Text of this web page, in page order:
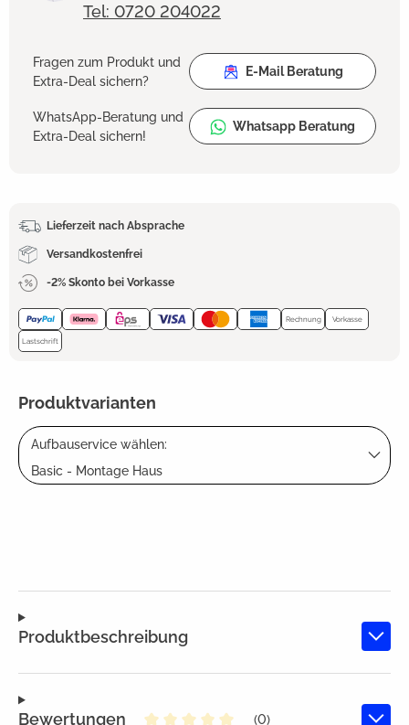
Tel: 0720 204022
Fragen zum Produkt und
Extra-Deal sichern?
E-Mail Beratung
WhatsApp-Beratung und
Extra-Deal sichern!
Whatsapp Beratung
Lieferzeit nach Absprache
Versandkostenfrei
-2% Skonto bei Vorkasse
Rechnung Vorkasse
Lastschrift
Produktvarianten
Aufbauservice wählen:
Basic - Montage Haus
Produktbeschreibung
Bewertungen (0)